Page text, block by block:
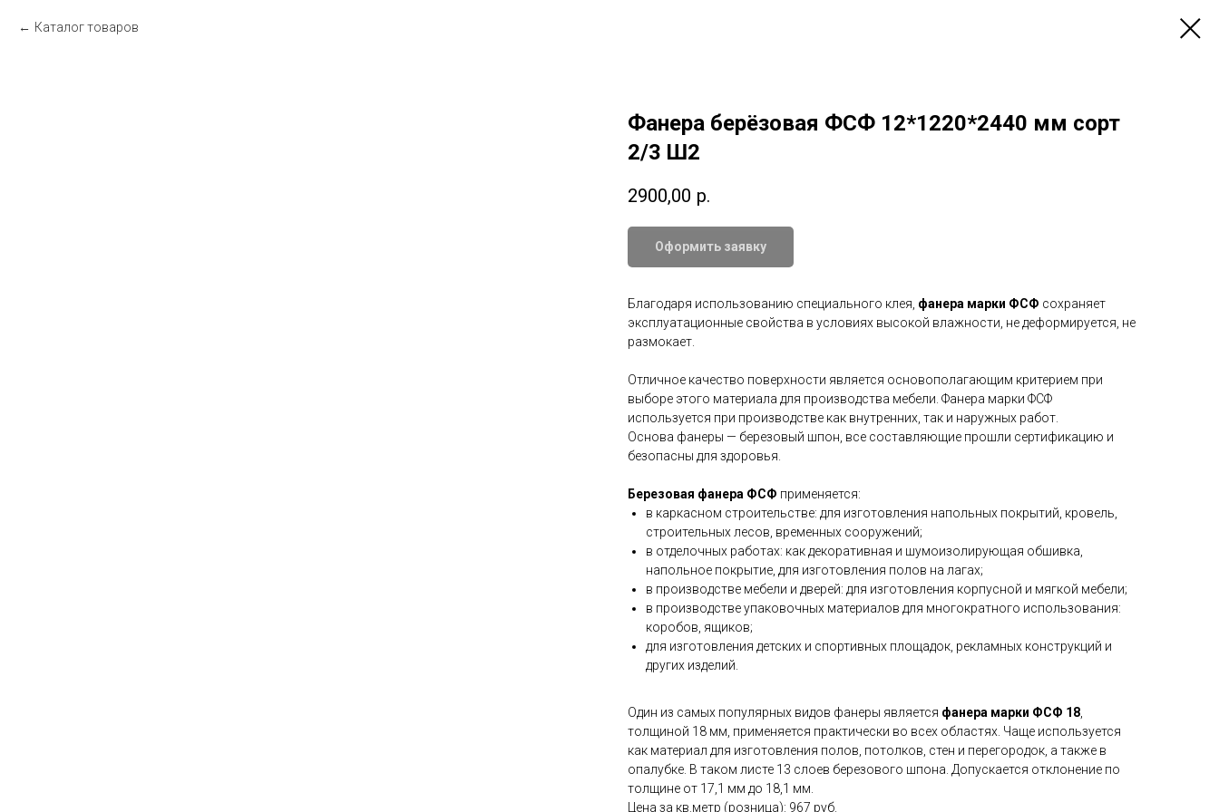
Каталог товаров
Фанера берёзовая ФСФ 12*1220*2440 мм сорт
2/3 Ш2
2900,00 р.
Оформить заявку
Благодаря использованию специального клея, фанера марки ФСФ сохраняет
эксплуатационные свойства в условиях высокой влажности, не деформируется, не
размокает.
Отличное качество поверхности является основополагающим критерием при
выборе этого материала для производства мебели. Фанера марки ФСФ
используется при производстве как внутренних, так и наружных работ.
Основа фанеры — березовый шпон, все составляющие прошли сертификацию и
безопасны для здоровья.
Березовая фанера ФСФ применяется:
в каркасном строительстве: для изготовления напольных покрытий, кровель,
строительных лесов, временных сооружений;
в отделочных работах: как декоративная и шумоизолирующая обшивка,
напольное покрытие, для изготовления полов на лагах;
в производстве мебели и дверей: для изготовления корпусной и мягкой мебели;
в производстве упаковочных материалов для многократного использования:
коробов, ящиков;
для изготовления детских и спортивных площадок, рекламных конструкций и
других изделий.
Один из самых популярных видов фанеры является фанера марки ФСФ 18,
толщиной 18 мм, применяется практически во всех областях. Чаще используется
как материал для изготовления полов, потолков, стен и перегородок, а также в
опалубке. В таком листе 13 слоев березового шпона. Допускается отклонение по
толщине от 17,1 мм до 18,1 мм.
Цена за кв.метр (розница): 967 руб.